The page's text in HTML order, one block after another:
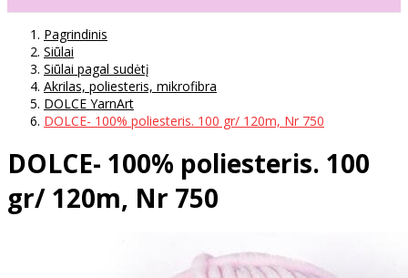
Pagrindinis
Siūlai
Siūlai pagal sudėtį
Akrilas, poliesteris, mikrofibra
DOLCE YarnArt
DOLCE- 100% poliesteris. 100 gr/ 120m, Nr 750
DOLCE- 100% poliesteris. 100
gr/ 120m, Nr 750